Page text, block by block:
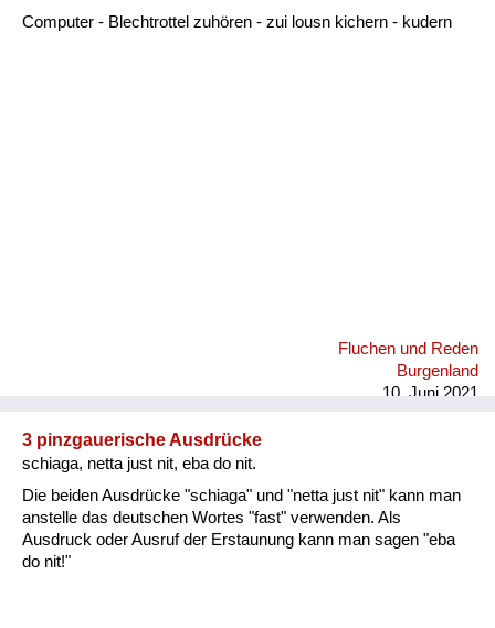
Computer - Blechtrottel zuhören - zui lousn kichern - kudern
Fluchen und Reden
Burgenland
10. Juni 2021
3 pinzgauerische Ausdrücke
schiaga, netta just nit, eba do nit.
Die beiden Ausdrücke "schiaga" und "netta just nit" kann man
anstelle das deutschen Wortes "fast" verwenden. Als
Ausdruck oder Ausruf der Erstaunung kann man sagen "eba
do nit!"